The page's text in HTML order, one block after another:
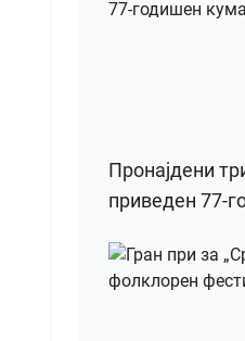
Пронајдени
приведен 77-